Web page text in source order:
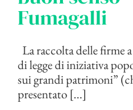
Fumagalli
La raccolta delle firme
di legge di iniziativa
sui grandi patrimoni”
presentato [...]